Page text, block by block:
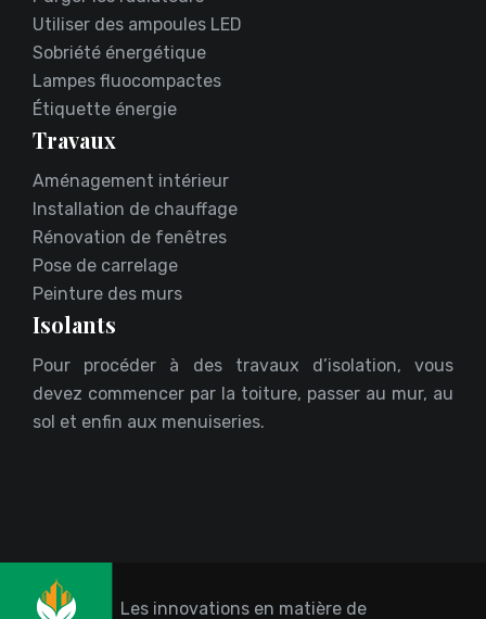
Utiliser des ampoules LED
Sobriété énergétique
Lampes fluocompactes
Étiquette énergie
Travaux
Aménagement intérieur
Installation de chauffage
Rénovation de fenêtres
Pose de carrelage
Peinture des murs
Isolants
Pour procéder à des travaux d’isolation, vous
devez commencer par la toiture, passer au mur, au
sol et enfin aux menuiseries.
Les innovations en matière de